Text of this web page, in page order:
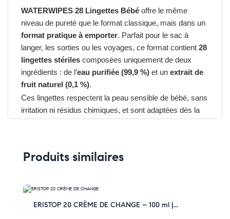
WATERWIPES 28 Lingettes Bébé offre le même
niveau de pureté que le format classique, mais dans un
format pratique à emporter. Parfait pour le sac à
langer, les sorties ou les voyages, ce format contient 28
lingettes stériles composées uniquement de deux
ingrédients : de l’eau purifiée (99,9 %) et un extrait de
fruit naturel (0,1 %).
Ces lingettes respectent la peau sensible de bébé, sans
irritation ni résidus chimiques, et sont adaptées dès la
BÉBÉ
➤ Sans parfum, sans alcool, sans parabènes
nés, eczéma, dermatite)
Produits similaires
ERISTOP 20 CRÈME DE CHANGE – 100 ml |...